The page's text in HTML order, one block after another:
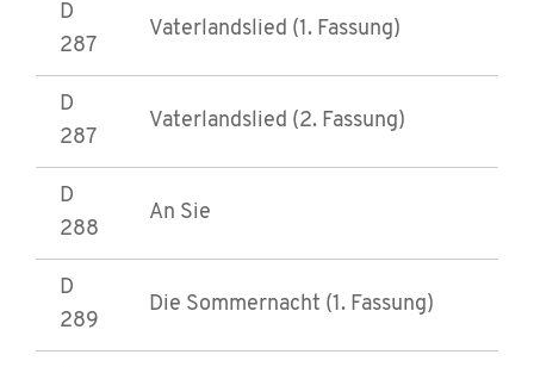
D
287
Vaterlandslied (1. Fassung)
D
287
Vaterlandslied (2. Fassung)
D
288
An Sie
D
289
Die Sommernacht (1. Fassung)